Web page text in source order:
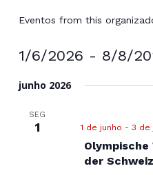
Eventos from this
1/6/2026 - 8/8/
a
junho 2026
SEG
1 1 de junho - 3 de
der